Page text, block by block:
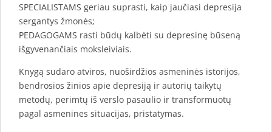
SPECIALISTAMS geriau suprasti, kaip jaučiasi depresija
sergantys žmonės;
PEDAGOGAMS rasti būdų kalbėti su depresinę būseną
išgyvenančiais moksleiviais.
Knygą sudaro atviros, nuoširdžios asmeninės istorijos,
bendrosios žinios apie depresiją ir autorių taikytų
metodų, perimtų iš verslo pasaulio ir transformuotų
pagal asmenines situacijas, pristatymas.